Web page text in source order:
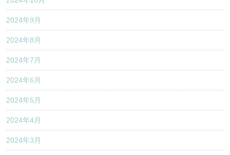
2024年9月
2024年8月
2024年7月
2024年6月
2024年5月
2024年4月
2024年3月